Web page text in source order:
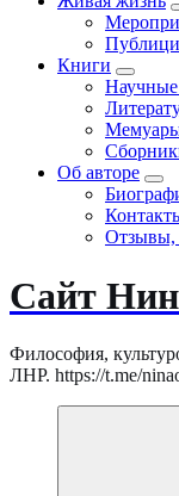
Книги
Об авторе
Отзывы,
Сайт
Философия,
ЛНР. https://t.me/